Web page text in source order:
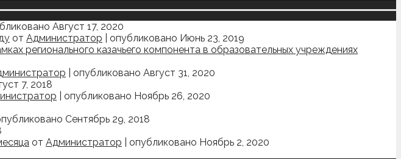
Август 17, 2020
от Администратор
опубликовано Июнь 23, 2019
регионального казачьего компонента в образовательных учреждениях
опубликовано Август 31, 2020
7, 2018
опубликовано Ноябрь 26, 2020
Сентябрь 29, 2018
от Администратор
опубликовано Ноябрь 2, 2020